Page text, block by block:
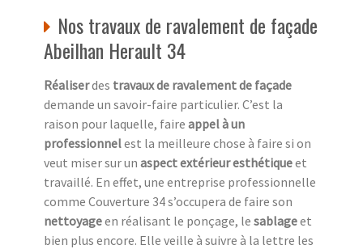
Nos travaux de ravalement de façade
Abeilhan Herault 34
Réaliserdes travaux de ravalement de façade
demande un savoir-faire particulier. C’est la
raison pour laquelle, faire appel à un
professionnelest la meilleure chose à faire si on
veut miser sur un aspect extérieur esthétiqueet
travaillé. En effet, une entreprise professionnelle
comme Couverture 34 s’occupera de faire son
nettoyageen réalisant le ponçage, le sablageet
bien plus encore. Elle veille à suivre à la lettre les